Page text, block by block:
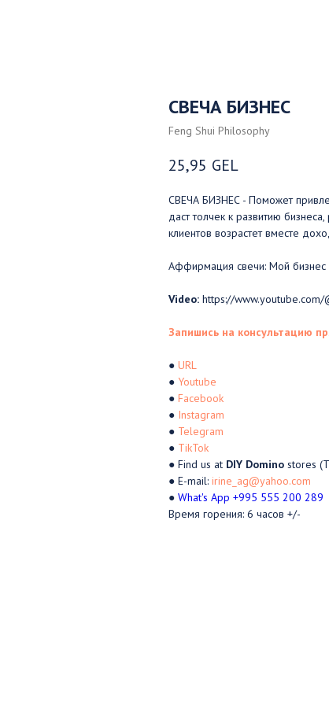
СВЕЧА БИЗНЕС
Feng Shui Philosophy
25,95 GEL
СВЕЧА БИЗНЕС - Поможет
даст толчек к развитию
клиентов возрастет вместе
Аффирмация свечи: Мой бизнес
Video: https://www.youtube.com/
Запишись на консультацию
● URL
● Youtube
● Facebook
● Instagram
● Telegram
● TikTok
● Find us at DIY Domino stores
● E-mail: irine_ag@yahoo.com
● What's App +995 555 200 289
Время горения: 6 часов +/-